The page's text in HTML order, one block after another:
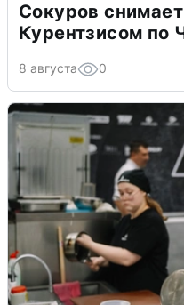
Сокуров
Курентзисом по
8 августа 0